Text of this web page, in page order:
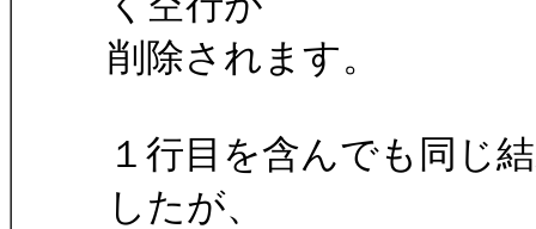
削除されます。
１行目を含んでも同じ
したが、